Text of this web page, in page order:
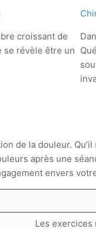
croissant de
se révèle être un
de la douleur.
après une
envers
Les exercices